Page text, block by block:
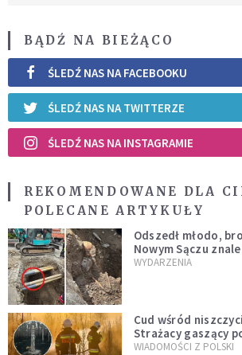
BĄDŹ NA BIEŻĄCO
ŚLEDŹ NAS NA FACEBOOKU
ŚLEDŹ NAS NA TWITTERZE
ŚLEDŹ NAS NA INSTAGRAMIE
REKOMENDOWANE DLA
POLECANE ARTYKUŁY
Odszedł młodo,
Nowym Sączu
mężczyzny z
WYDARZENIA
Cud wśród
Strażacy gaszący
opublikowali
WIADOMOŚCI Z POLSKI